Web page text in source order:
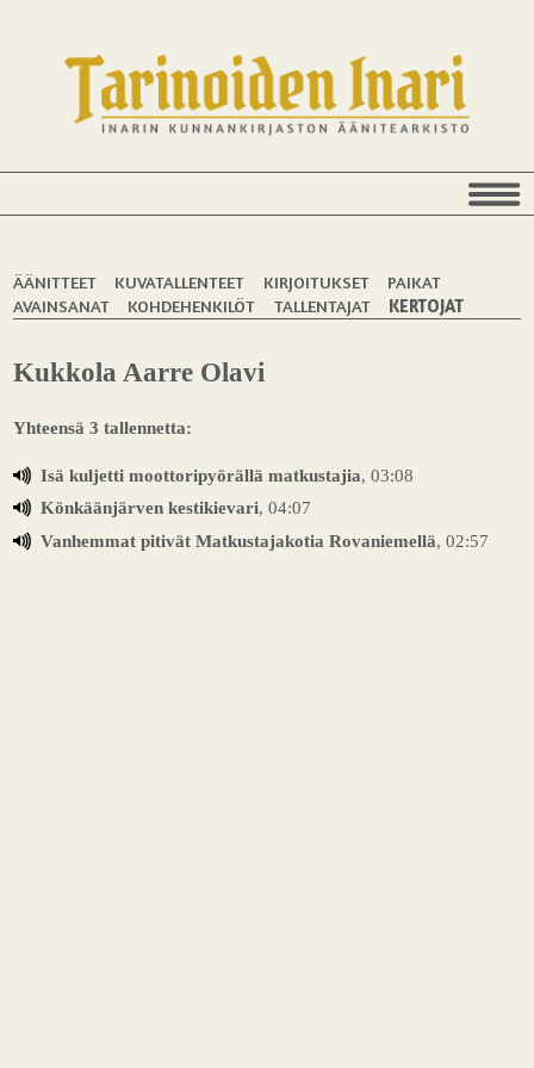
ÄÄNITTEET KUVATALLENTEET KIRJOITUKSET
PAIKAT
AVAINSANAT
KOHDEHENKILÖT TALLENTAJAT KERTOJAT
Kukkola Aarre Olavi
Yhteensä 3 tallennetta:
Isä kuljetti moottoripyörällä matkustajia, 03:08
Könkäänjärven kestikievari, 04:07
Vanhemmat pitivät Matkustajakotia Rovaniemellä, 02:57